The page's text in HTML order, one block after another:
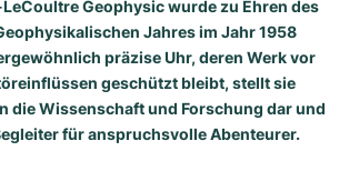
Geophysic wurde zu Ehren des
Jahres im Jahr 1958
präzise Uhr, deren Werk vor
geschützt bleibt, stellt sie
die Wissenschaft und Forschung dar und
für anspruchsvolle Abenteurer.